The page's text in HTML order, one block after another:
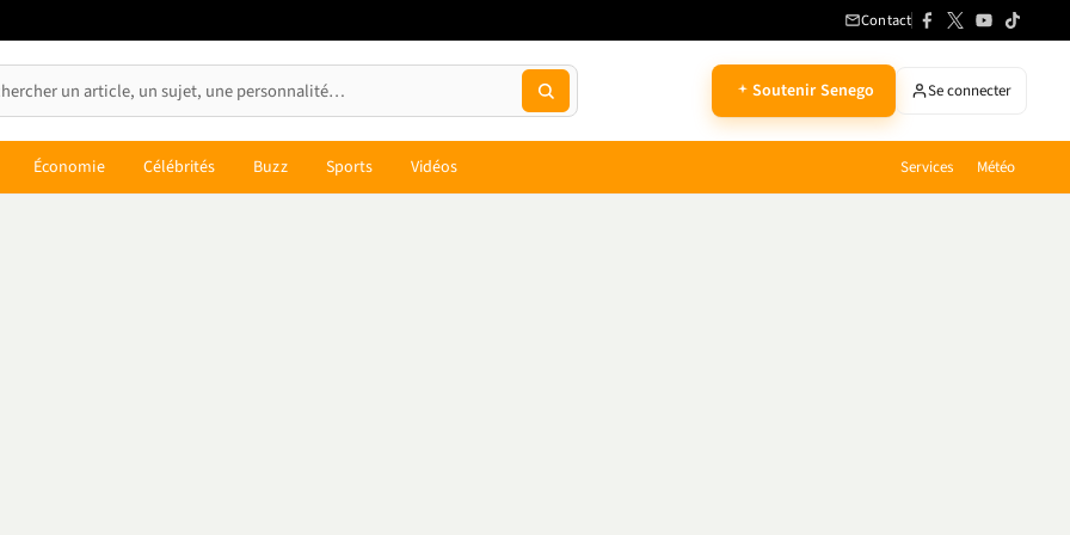
Contact
Soutenir Senego Se connecter
Économie Célébrités Buzz Sports Vidéos Services Météo